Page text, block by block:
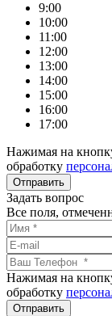
9:00
10:00
11:00
12:00
13:00
14:00
15:00
16:00
17:00
Нажимая на
обработку
Задать вопрос
Все поля,
Нажимая на
обработку